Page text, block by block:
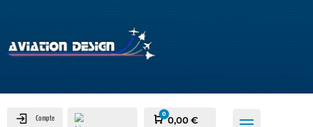
Compte Panier
0
0,00€